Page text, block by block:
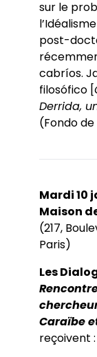
sur le
post-
cabríos.
filosófico [
Derrida,
(Fondo
Mardi 10
Maison
(217,
Paris)
Les
Caraïbe
reçoivent :